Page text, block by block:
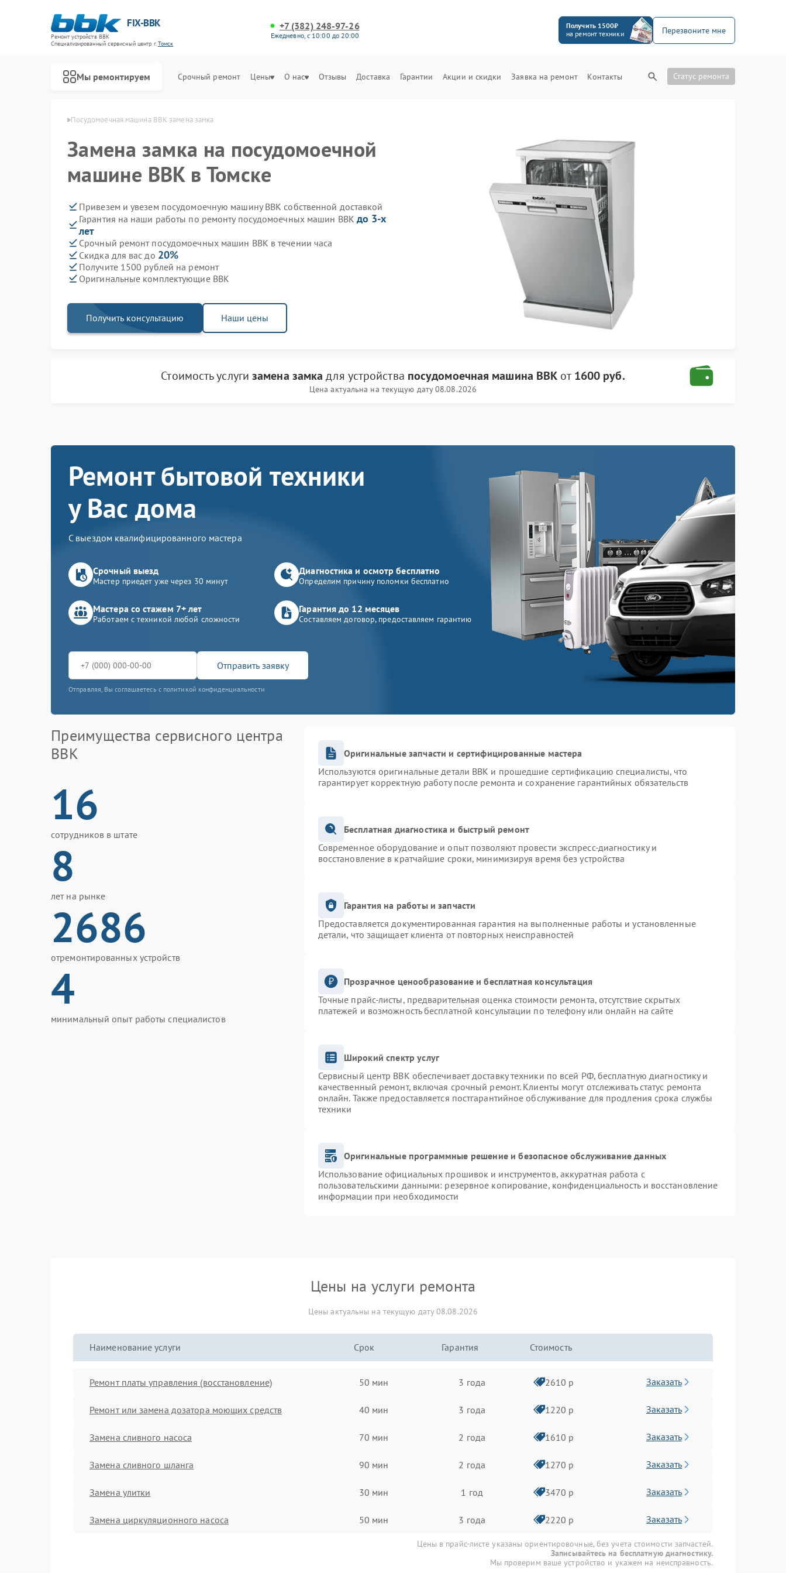
FIX-BBK
Ремонт устройств BBK
Специализированный cервисный центр г.Томск
+7 (382) 248-97-26
Ежедневно, с 10:00 до 20:00
Получить 1500₽
на ремонт техники
Перезвоните мне
Мы ремонтируем Срочный ремонт Цены О нас Отзывы Доставка Гарантии Акции и скидки Заявка на ремонт Контакты Статус ремонта
Посудомоечная машина BBK замена замка
Замена замка на посудомоечной
машине BBK в Томске
Привезем и увезем посудомоечную машину BBK собственной доставкой
Гарантия на наши работы по ремонту посудомоечных машин BBK до 3-х
лет
Срочный ремонт посудомоечных машин BBK в течении часа
Скидка для вас до 20%
Получите 1500 рублей на ремонт
Оригинальные комплектующие BBK
Получить консультацию Наши цены
Стоимость услугизамена замка для устройства посудомоечная машина BBK от 1600 руб.
Цена актуальна на текущую дату 08.08.2026
Ремонт бытовой техники
у Вас дома
С выездом квалифицированного мастера
Срочный выезд
Мастер приедет уже через 30 минут
Диагностика и осмотр бесплатно
Определим причину поломки бесплатно
Мастера со стажем 7+ лет
Работаем с техникой любой сложности
Гарантия до 12 месяцев
Составляем договор, предоставляем гарантию
Отправить заявку
Отправляя, Вы соглашаетесь с политикой конфиденциальности
Преимущества сервисного центра
BBK
16
сотрудников в штате
8
лет на рынке
2686
отремонтированных устройств
4
минимальный опыт работы специалистов
Оригинальные запчасти и сертифицированные мастера
Используются оригинальные детали BBK и прошедшие сертификацию специалисты, что
гарантирует корректную работу после ремонта и сохранение гарантийных обязательств
Бесплатная диагностика и быстрый ремонт
Современное оборудование и опыт позволяют провести экспресс-диагностику и
восстановление в кратчайшие сроки, минимизируя время без устройства
Гарантия на работы и запчасти
Предоставляется документированная гарантия на выполненные работы и установленные
детали, что защищает клиента от повторных неисправностей
Прозрачное ценообразование и бесплатная консультация
Точные прайс-листы, предварительная оценка стоимости ремонта, отсутствие скрытых
платежей и возможность бесплатной консультации по телефону или онлайн на сайте
Широкий спектр услуг
Сервисный центр BBK обеспечивает доставку техники по всей РФ, бесплатную диагностику и
качественный ремонт, включая срочный ремонт. Клиенты могут отслеживать статус ремонта
онлайн. Также предоставляется постгарантийное обслуживание для продления срока службы
техники
Оригинальные программные решение и безопасное обслуживание данных
Использование официальных прошивок и инструментов, аккуратная работа с
пользовательскими данными: резервное копирование, конфиденциальность и восстановление
информации при необходимости
Цены на услуги ремонта
Цены актуальны на текущую дату 08.08.2026
Наименование услуги Срок Гарантия Стоимость
Ремонт платы управления (восстановление) 50 мин 3 года 2610 р Заказать
Ремонт или замена дозатора моющих средств 40 мин 3 года 1220 р Заказать
Замена сливного насоса 70 мин 2 года 1610 р Заказать
Замена сливного шланга 90 мин 2 года 1270 р Заказать
Замена улитки 30 мин 1 год 3470 р Заказать
Замена циркуляционного насоса 50 мин 3 года 2220 р Заказать
Цены в прайс-листе указаны ориентировочные, без учета стоимости запчастей.
Записывайтесь на бесплатную диагностику.
Мы проверим ваше устройство и укажем на неисправность.